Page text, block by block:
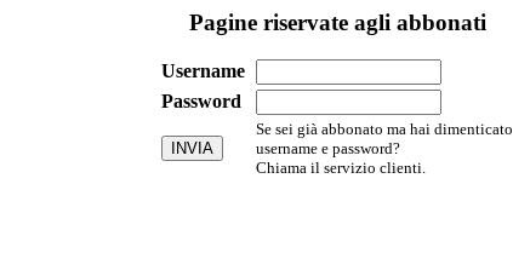
Pagine riservate agli abbonati
Username
Password
Se sei già abbonato ma hai dimenticato
username e password?
Chiama il servizio clienti.